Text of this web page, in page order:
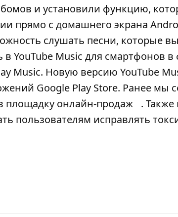
и установили функцию,
прямо с домашнего экрана
слушать песни, которые вы
YouTube Music для смартфонов в
Music. Новую версию YouTube
Google Play Store. Ранее мы
площадку онлайн-продаж
.
пользователям исправлять